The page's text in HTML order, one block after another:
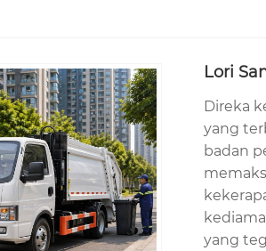
Lori
Direka
yang
badan
yang